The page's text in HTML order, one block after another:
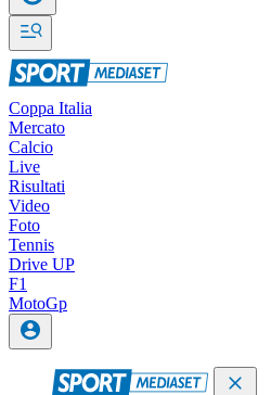
Coppa Italia
Mercato
Calcio
Live
Risultati
Video
Foto
Tennis
Drive UP
F1
MotoGp